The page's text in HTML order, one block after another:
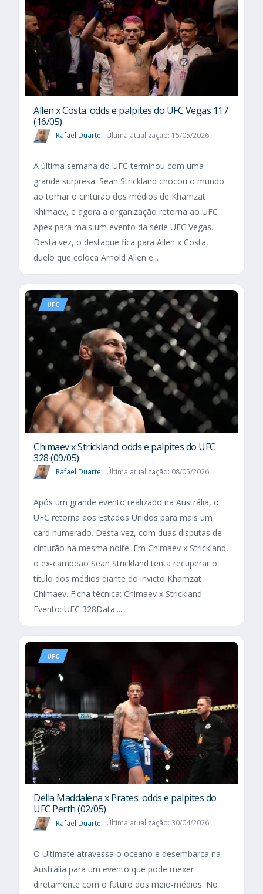
Allen x Costa: odds e palpites do UFC Vegas 117
(16/05)
Rafael Duarte Última atualização: 15/05/2026
A última semana do UFC terminou com uma
grande surpresa. Sean Strickland chocou o mundo
ao tomar o cinturão dos médios de Khamzat
Khimaev, e agora a organização retorna ao UFC
Apex para mais um evento da série UFC Vegas.
Desta vez, o destaque fica para Allen x Costa,
duelo que coloca Arnold Allen e...
UFC
Chimaev x Strickland: odds e palpites do UFC
328 (09/05)
Rafael Duarte Última atualização: 08/05/2026
Após um grande evento realizado na Austrália, o
UFC retorna aos Estados Unidos para mais um
card numerado. Desta vez, com duas disputas de
cinturão na mesma noite. Em Chimaev x Strickland,
o ex-campeão Sean Strickland tenta recuperar o
título dos médios diante do invicto Khamzat
Chimaev. Ficha técnica: Chimaev x Strickland
Evento: UFC 328Data:...
UFC
Della Maddalena x Prates: odds e palpites do
UFC Perth (02/05)
Rafael Duarte Última atualização: 30/04/2026
O Ultimate atravessa o oceano e desembarca na
Austrália para um evento que pode mexer
diretamente com o futuro dos meio-médios. No